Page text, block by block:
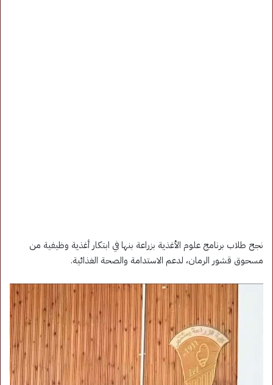
نجح طلاب برنامج علوم الأغذية بزراعة بنها في ابتكار أغذية وظيفية من
مسحوق قشور الرمان، لدعم الاستدامة والصحة الغذائية.